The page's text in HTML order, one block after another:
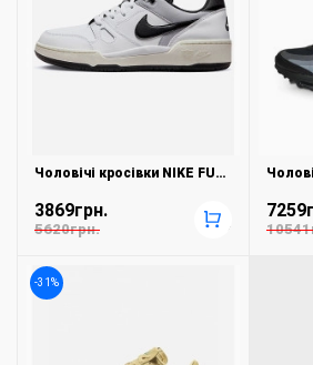
Чоловічі кросівки NIKE FULL FORCE LO FB1362-101
3869грн.
5620грн. +
-31%